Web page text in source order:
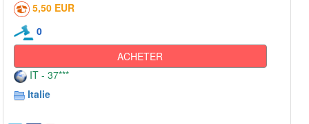
5,50 EUR
0
ACHETER
IT - 37***
Italie